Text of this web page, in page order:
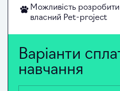
Можливість розробити
власний Pet-project
Варіанти
навчання